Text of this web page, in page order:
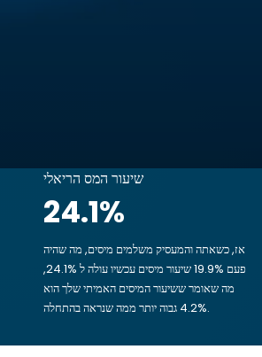
שיעור המס הריאלי
24.1%
אז, כשאתה והמעסיק משלמים מיסים, מה שהיה
פעם 19.9% שיעור מיסים עכשיו עולה ל 24.1%,
מה שאומר ששיעור המיסים האמיתי שלך הוא
4.2% גבוה יותר ממה שנראה בהתחלה.